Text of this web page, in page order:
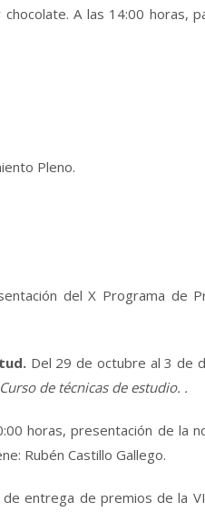
A las 14:00 horas,
Pleno.
del X Programa de
Del 29 de octubre al 3 de
Curso de técnicas de estudio. .
horas, presentación de la
Rubén Castillo Gallego.
entrega de premios de la